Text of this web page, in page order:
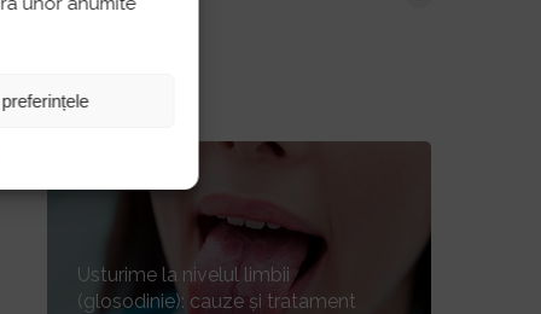
Cele mai citite
Usturime la nivelul limbii
(glosodinie): cauze și tratament